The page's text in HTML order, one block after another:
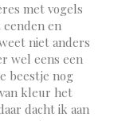
met vogels
en
niet anders
wel eens een
beestje nog
kleur het
dacht ik aan